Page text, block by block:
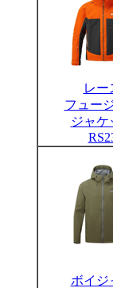
レー
フュー
ジャケ
ボイジ